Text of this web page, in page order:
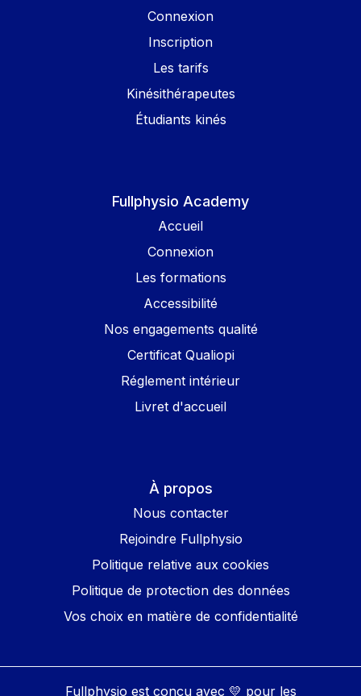
Connexion
Inscription
Les tarifs
Kinésithérapeutes
Étudiants kinés
Fullphysio Academy
Accueil
Connexion
Les formations
Accessibilité
Nos engagements qualité
Certificat Qualiopi
Réglement intérieur
Livret d'accueil
À propos
Nous contacter
Rejoindre Fullphysio
Politique relative aux cookies
Politique de protection des données
Vos choix en matière de confidentialité
Fullphysio est conçu avec 💛 pour les